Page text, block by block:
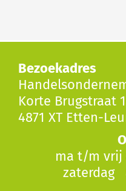
Bezoekadres
Korte Brugstraat
4871 XT Etten-
ma t/m vrij
zaterdag